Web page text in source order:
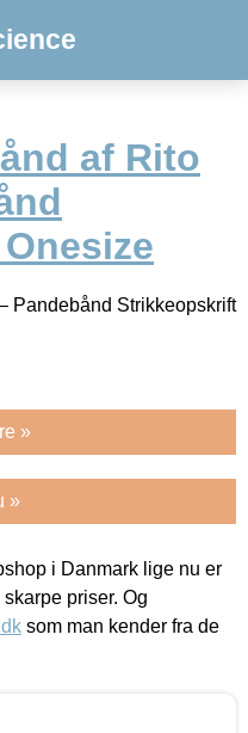
af Rito
Pandebånd Strikkeopskrift
»
»
i Danmark lige nu er
priser. Og
som man kender fra de